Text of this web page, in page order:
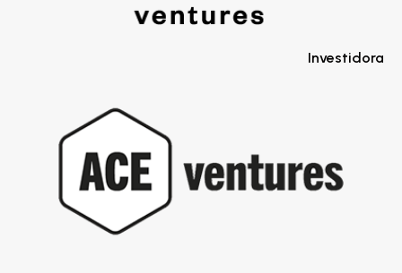
Investidora